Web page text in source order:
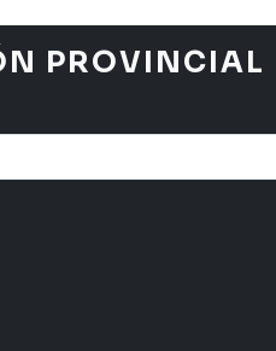
PROVINCIAL